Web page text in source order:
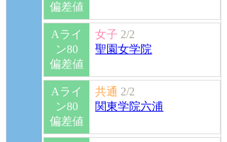
偏差値
Aライ
ン80
偏差値
女子 2/2
聖園女学院
Aライ
ン80
偏差値
共通 2/2
関東学院六浦